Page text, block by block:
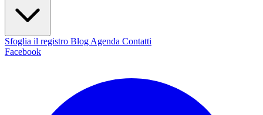
Sfoglia il registro Blog Agenda Contatti
Facebook